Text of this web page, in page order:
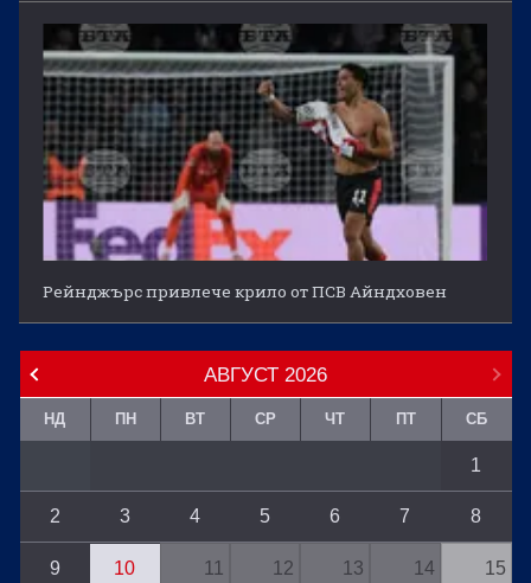
Рейнджърс привлече крило от ПСВ Айндховен
АВГУСТ 2026
НД ПН ВТ СР ЧТ ПТ СБ
1
2 3 4 5 6 7 8
9 10 11 12 13 14 15